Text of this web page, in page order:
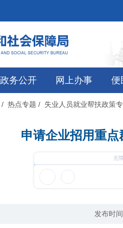
政务公开 网上办事 便
/ 热点专题 / 失业人员就业帮扶政策
申请企业招用重
发布时